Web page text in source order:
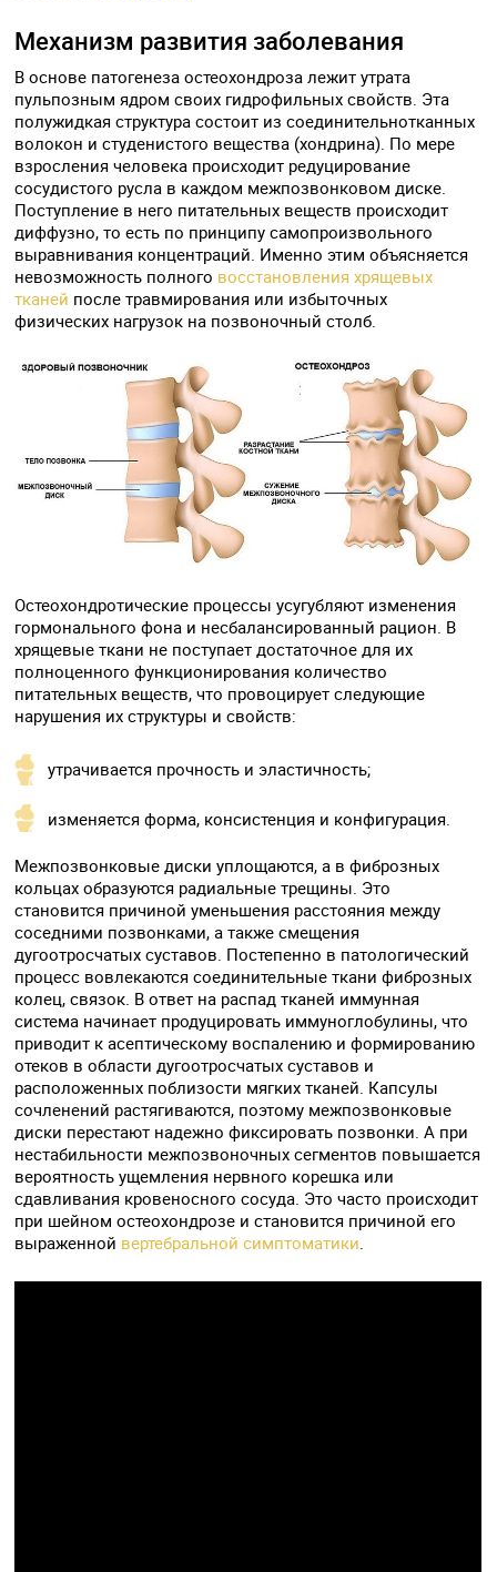
Механизм развития заболевания
В основе патогенеза остеохондроза лежит утрата
пульпозным ядром своих гидрофильных свойств. Эта
полужидкая структура состоит из соединительнотканных
волокон и студенистого вещества (хондрина). По мере
взросления человека происходит редуцирование
сосудистого русла в каждом межпозвонковом диске.
Поступление в него питательных веществ происходит
диффузно, то есть по принципу самопроизвольного
выравнивания концентраций. Именно этим объясняется
невозможность полного восстановления хрящевых
тканей после травмирования или избыточных
физических нагрузок на позвоночный столб.
Остеохондротические процессы усугубляют изменения
гормонального фона и несбалансированный рацион. В
хрящевые ткани не поступает достаточное для их
полноценного функционирования количество
питательных веществ, что провоцирует следующие
нарушения их структуры и свойств:
утрачивается прочность и эластичность;
изменяется форма, консистенция и конфигурация.
Межпозвонковые диски уплощаются, а в фиброзных
кольцах образуются радиальные трещины. Это
становится причиной уменьшения расстояния между
соседними позвонками, а также смещения
дугоотросчатых суставов. Постепенно в патологический
процесс вовлекаются соединительные ткани фиброзных
колец, связок. В ответ на распад тканей иммунная
система начинает продуцировать иммуноглобулины, что
приводит к асептическому воспалению и формированию
отеков в области дугоотросчатых суставов и
расположенных поблизости мягких тканей. Капсулы
сочленений растягиваются, поэтому межпозвонковые
диски перестают надежно фиксировать позвонки. А при
нестабильности межпозвоночных сегментов повышается
вероятность ущемления нервного корешка или
сдавливания кровеносного сосуда. Это часто происходит
при шейном остеохондрозе и становится причиной его
выраженной вертебральной симптоматики.